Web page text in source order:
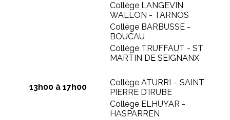
Collège LANGEVIN
WALLON - TARNOS
Collège BARBUSSE -
BOUCAU
Collège TRUFFAUT - ST
MARTIN DE SEIGNANX
13h00 à 17h00
Collège ATURRI – SAINT
PIERRE D’IRUBE
Collège ELHUYAR -
HASPARREN